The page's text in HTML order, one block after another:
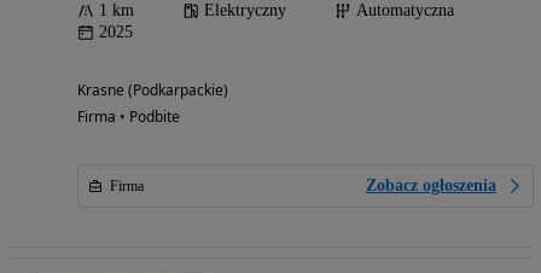
1 km Elektryczny
Automatyczna
2025
Krasne (Podkarpackie)
Firma • Podbite
Firma Zobacz ogłoszenia